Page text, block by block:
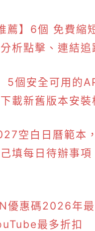
薦】6個 免費縮
析點擊、連結追
5個安全可用的
載新舊版本安裝
空白日曆範本
填每日待辦事項
優惠碼2026年最
最多折扣